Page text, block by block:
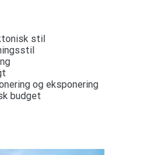
stil
og eksponering
budget